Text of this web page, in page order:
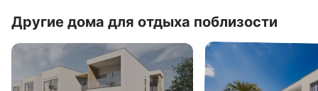
Другие дома для отдыха поблизости